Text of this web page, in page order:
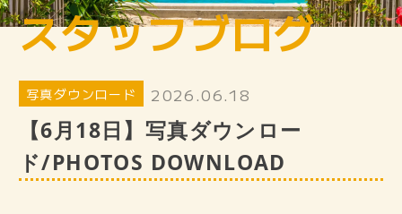
ツアーの流れ
お客様の声
SDGsへ取り組み
スタッフ紹介
スタッフブログ
写真ダウンロード 2026.06.18
【6月18日】写真ダウンロー
ド/PHOTOS DOWNLOAD